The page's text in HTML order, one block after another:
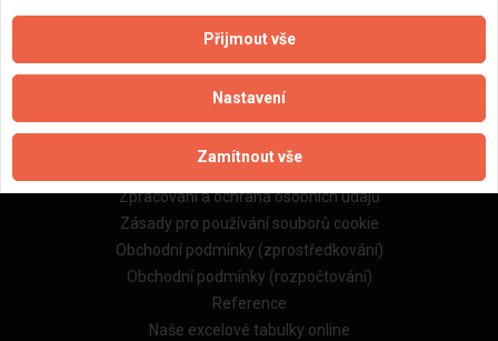
Důležité informace
Zpracování a ochrana osobních údajů
Zásady pro používání souborů cookie
Obchodní podmínky (zprostředkování)
Obchodní podmínky (rozpočtování)
Reference
Naše excelové tabulky online
Přijmout vše
Nastavení
Zamítnout vše